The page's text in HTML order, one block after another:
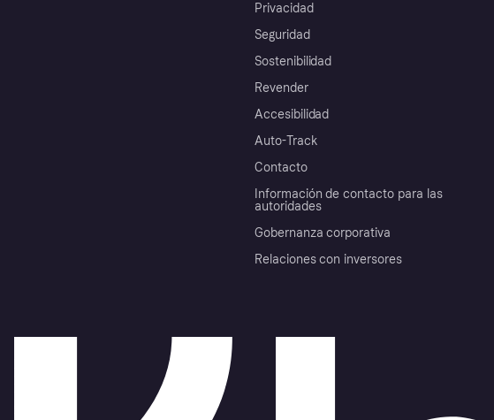
Privacidad
Seguridad
Sostenibilidad
Revender
Accesibilidad
Auto-Track
Contacto
Información de contacto para las
autoridades
Gobernanza corporativa
Relaciones con inversores